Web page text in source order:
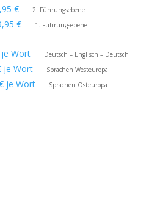
€ 2. Führungsebene
€ 1. Führungsebene
Wort
Deutsch – Englisch – Deutsch
je Wort Sprachen Westeuropa
je Wort Sprachen Osteuropa